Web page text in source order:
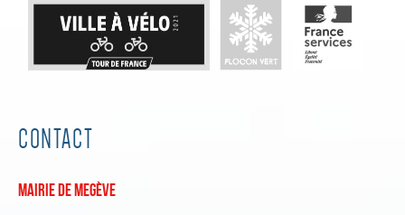
CONTACT
Mairie de Megève